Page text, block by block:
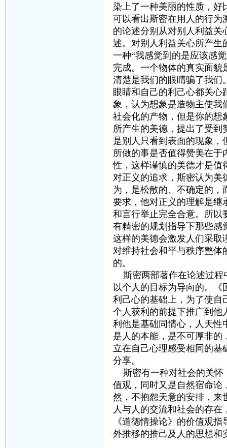
染上了一种美丽的性质，好
可以看出斯密在用人的行为
的论述分别从对别人利益关
述。对别人利益关心所产生
一种“我感觉到的是应该感
完成。一个物体的真实面貌
清楚是我们的眼睛骗了我们
眼睛和自己的利己心都关心
象，认为想象是造物主使我
社会化的产物，但是你的想
所产生的美德，提出了受
是别人只看到表面的现象，
所做的事是否值得赞美在
性，这样谨慎的美德才是值
对正义的追求，斯密认为美
为，是松散的、不确定的，
要求，他对正义的理解是继
和言行举止完全合意。所以
有精密的规划指导下那些感
这样的美德会激发人们采取
对维持社会和平与秩序整体
的。
斯密两部著作在论述过程
以个人的目标为导向的。
利己心的基础上，为了使自
个人获利的前提下推广到他
利他是基础同情心，人天性
是人的本能，是不可厚非的
立在自己心理感受相同的基
分享。
斯密有一种对社会的关怀
值观，同时又是自然宿命论
然，不抱怨天意的安排，来
人与人的交流和社会的存
《道德情操论》的价值观
外推移的推己及人的思想和